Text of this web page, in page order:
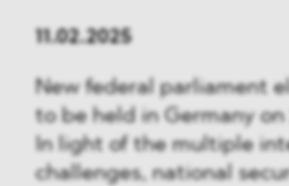
11.02.2025
New federal parliament
to be held in Germany on
In light of the multiple
challenges, national